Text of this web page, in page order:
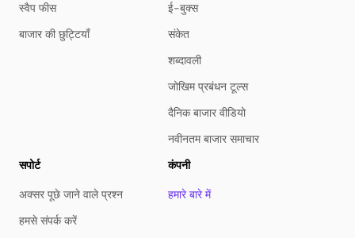
स्वैप फीस
बाजार की छुट्टियाँ
ई-बुक्स
संकेत
शब्दावली
जोखिम प्रबंधन टूल्स
दैनिक बाजार वीडियो
नवीनतम बाजार समाचार
सपोर्ट
अक्सर पूछे जाने वाले प्रश्न
हमसे संपर्क करें
कंपनी
हमारे बारे में